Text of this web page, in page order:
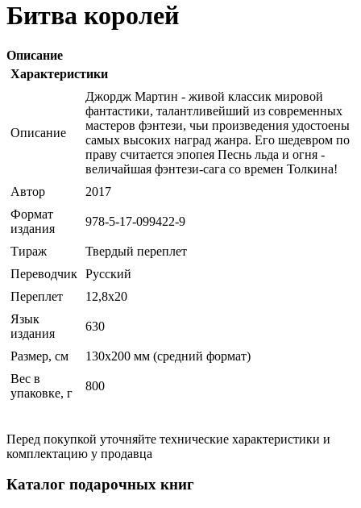
Битва королей
Описание
Характеристики
Описание
Джордж Мартин - живой классик мировой
фантастики, талантливейший из современных
мастеров фэнтези, чьи произведения удостоены
самых высоких наград жанра. Его шедевром по
праву считается эпопея Песнь льда и огня -
величайшая фэнтези-сага со времен Толкина!
Автор
2017
Формат
издания
978-5-17-099422-9
Тираж
Твердый переплет
Переводчик Русский
Переплет
12,8x20
Язык
издания
630
Размер, см
130х200 мм (средний формат)
Вес в
упаковке, г
800
Перед покупкой уточняйте технические характеристики и
комплектацию у продавца
Каталог подарочных книг